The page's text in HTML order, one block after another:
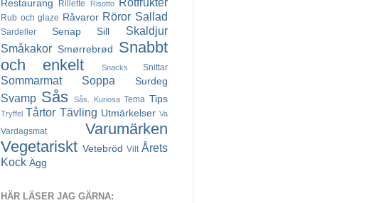
Restaurang
Rillette Risotto
Rub och glaze Råvaror Röror Sallad
Sardeller Senap Sill
Skaldjur
Småkakor Smørrebrød
Snabbt
och enkelt
Snacks Snittar
Sommarmat Soppa Surdeg
Svamp Sås Sås. Kuriosa Tema Tips
Tryffel Tårtor Tävling Utmärkelser Va
Vardagsmat
Varumärken
Vegetariskt Vetebröd Vilt Årets
Kock Ägg
HÄR LÄSER JAG GÄRNA: